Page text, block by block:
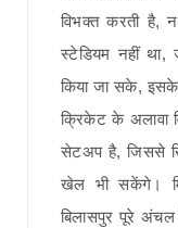
विभक्त करती है,
स्टेडियम नहीं
किया जा सके, इसके
क्रिकेट के अलावा
सेटअप है, जिससे
खेल भी सकेंगे।
बिलासपुर पूरे अंचल